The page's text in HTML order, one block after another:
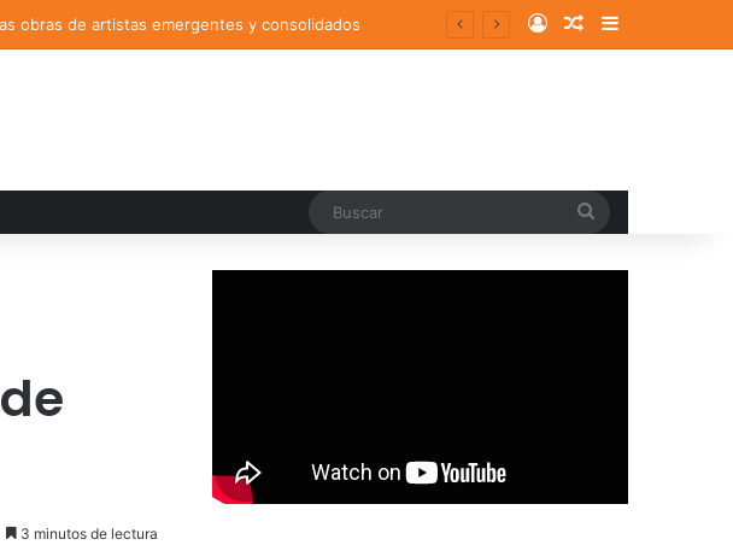
obras de artistas emergentes y consolidados Log InRandom Article
Sidebar
3 minutos de lectura